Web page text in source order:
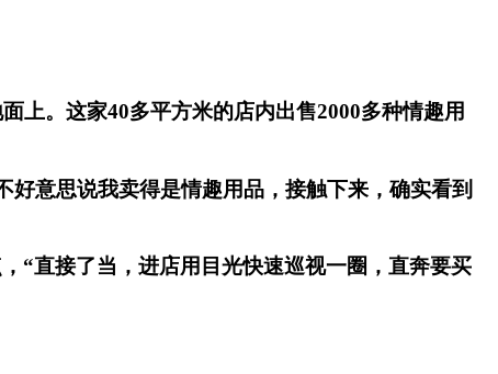
上。这家40多平方米的店内出售2000多种情趣用
意思说我卖得是情趣用品，接触下来，确实看到
“直接了当，进店用目光快速巡视一圈，直奔要买